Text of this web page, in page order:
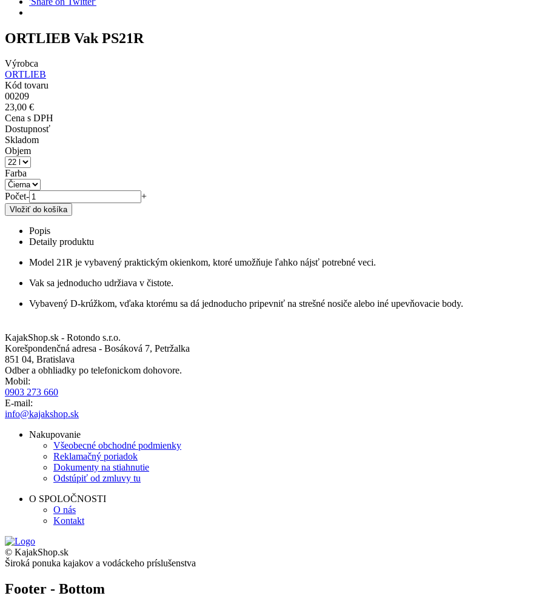
ORTLIEB Vak PS21R
Výrobca
ORTLIEB
Kód tovaru
00209
23,00 €
Cena s DPH
Dostupnosť
Skladom
Objem
Farba
Počet- +
Popis
Detaily produktu
Model 21R je vybavený praktickým okienkom, ktoré umožňuje ľahko nájsť potrebné veci.
Vak sa jednoducho udržiava v čistote.
Vybavený D-krúžkom, vďaka ktorému sa dá jednoducho pripevniť na strešné nosiče alebo iné upevňovacie body.
KajakShop.sk - Rotondo s.r.o.
Korešpondenčná adresa - Bosáková 7, Petržalka
851 04, Bratislava
Odber a obhliadky po telefonickom dohovore.
Mobil:
0903 273 660
E-mail:
info@kajakshop.sk
Nakupovanie
Všeobecné obchodné podmienky
Reklamačný poriadok
Dokumenty na stiahnutie
Odstúpiť od zmluvy tu
O SPOLOČNOSTI
O nás
Kontakt
© KajakShop.sk
Široká ponuka kajakov a vodáckeho príslušenstva
Footer - Bottom